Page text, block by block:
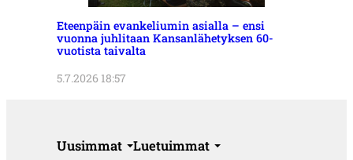
Eteenpäin evankeliumin asialla – ensi
vuonna juhlitaan Kansanlähetyksen 60-
vuotista taivalta
5.7.2026 18:57
Uusimmat Luetuimmat